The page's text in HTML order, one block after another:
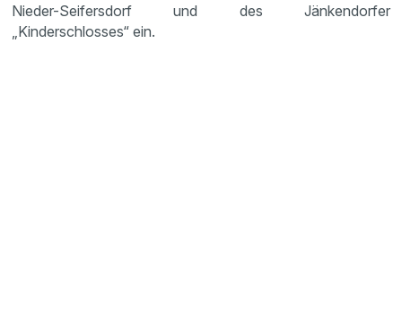
Nieder-Seifersdorf und des Jänkendorfer
„Kinderschlosses“ ein.